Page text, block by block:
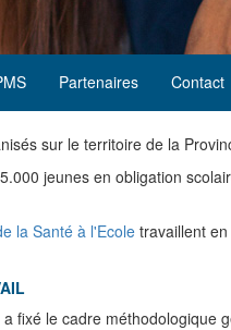
Partenaires Contact
sur le territoire de la
jeunes en obligation
la Santé à l'Ecoletravaillent
fixé le cadre